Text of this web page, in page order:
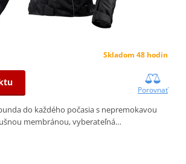
Skladom 48 hodin
Porovnať
do každého počasia s nepremokavou
membránou, vyberateľná…